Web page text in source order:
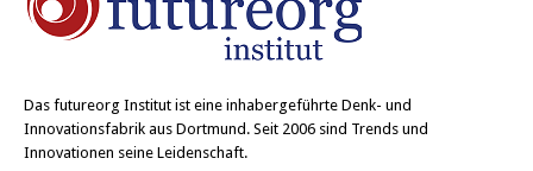
Das futureorg Institut ist eine inhabergeführte Denk- und
Innovationsfabrik aus Dortmund. Seit 2006 sind Trends und
Innovationen seine Leidenschaft.